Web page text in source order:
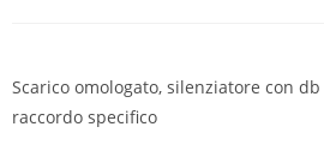
Scarico omologato, silenziatore con
raccordo specifico